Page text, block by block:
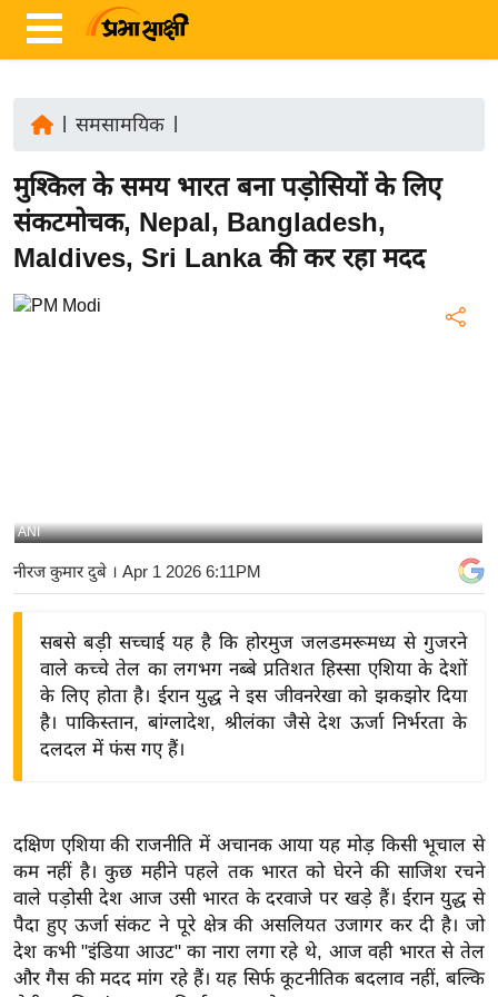
ज़ा
ख
ब
र
रा
य
ज़
द्यो
वि
शे
ष
ज्ञ
रा
समसामयिक
मुश्किल के समय भारत बना पड़ोसियों के लिए
संकटमोचक, Nepal, Bangladesh,
Maldives, Sri Lanka की कर रहा मदद
ANI
नीरज कुमार दुबे । Apr 1 2026 6:11PM
सबसे बड़ी सच्चाई यह है कि होरमुज जलडमरूमध्य से गुजरने
वाले कच्चे तेल का लगभग नब्बे प्रतिशत हिस्सा एशिया के देशों
के लिए होता है। ईरान युद्ध ने इस जीवनरेखा को झकझोर दिया
है। पाकिस्तान, बांग्लादेश, श्रीलंका जैसे देश ऊर्जा निर्भरता के
दलदल में फंस गए हैं।
दक्षिण एशिया की राजनीति में अचानक आया यह मोड़ किसी भूचाल से
कम नहीं है। कुछ महीने पहले तक भारत को घेरने की साजिश रचने
वाले पड़ोसी देश आज उसी भारत के दरवाजे पर खड़े हैं। ईरान युद्ध से
पैदा हुए ऊर्जा संकट ने पूरे क्षेत्र की असलियत उजागर कर दी है। जो
देश कभी "इंडिया आउट" का नारा लगा रहे थे, आज वही भारत से तेल
और गैस की मदद मांग रहे हैं। यह सिर्फ कूटनीतिक बदलाव नहीं, बल्कि